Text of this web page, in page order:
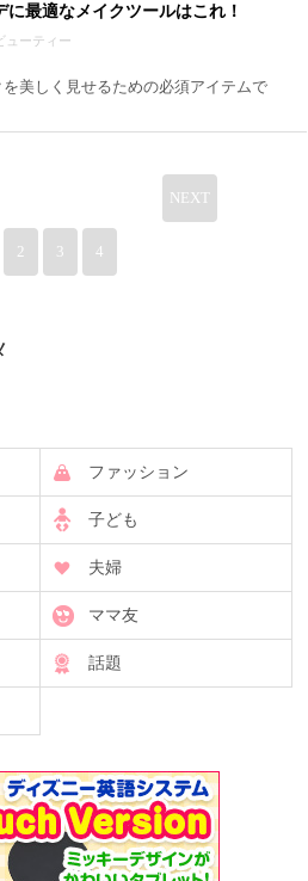
に最適なメイクツールはこれ！
ューティー
美しく見せるための必須アイテムで
2 3 4
NEXT
ファッション
子ども
夫婦
ママ友
話題